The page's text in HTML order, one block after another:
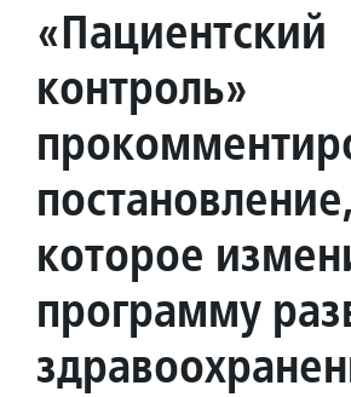
«Пациентский
контроль»
постановление,
которое
программу